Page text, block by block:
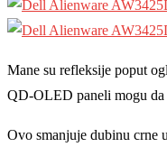
Mane su refleksije poput
QD-OLED paneli mogu da
Ovo smanjuje dubinu crne